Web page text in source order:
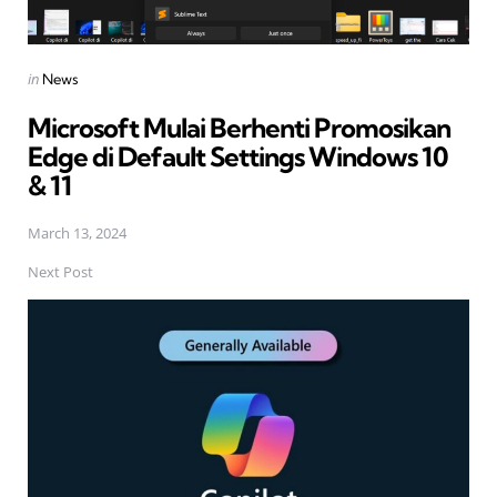
Posted
in News
Microsoft Mulai Berhenti Promosikan
Edge di Default Settings Windows 10
& 11
March 13, 2024
Next Post